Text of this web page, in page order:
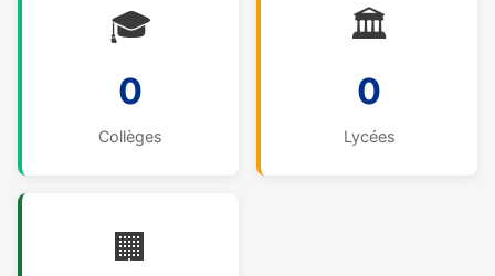
🎓
0
Collèges
🏛️
0
Lycées
🏢